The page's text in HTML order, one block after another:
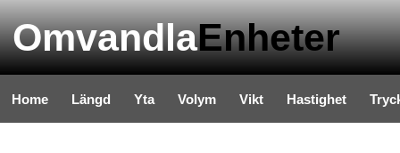
OmvandlaEnheter
Home Längd Yta Volym Vikt Hastighet